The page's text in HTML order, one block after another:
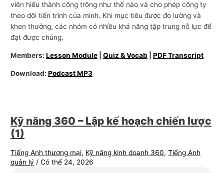
viên hiểu thành công trông như thế nào và cho phép công ty
theo dõi tiến trình của mình. Khi mục tiêu được đo lường và
khen thưởng, các nhóm có nhiều khả năng tập trung nỗ lực để
đạt được chúng.
Members:Lesson Module |Quiz & Vocab |PDF Transcript
Download:Podcast MP3
Kỹ năng 360 – Lập kế hoạch chiến lược
(1)
Tiếng Anh thương mại, Kỹ năng kinh doanh 360,Tiếng Anh
quản lý /Có thể 24, 2026